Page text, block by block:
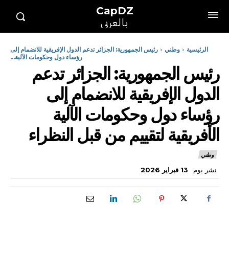
CapDZ
بالعربي
الرئيسية وطني
رئيس الجمهورية: الجزائر تدعم الدول الإفريقية للانضمام إلى
رؤساء دول وحكومات الآلية...
رئيس الجمهورية: الجزائر تدعم
الدول الإفريقية للانضمام إلى
رؤساء دول وحكومات الآلية
الأفريقية لتقييم من قبل النظراء
وطني
نشر يوم 13 فبراير 2026